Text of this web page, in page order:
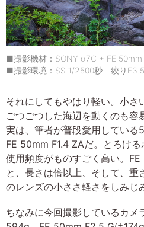
■撮影機材：SONY α7C + FE 50mm
■撮影環境：SS 1/2500秒 絞り
それにしてもやはり軽い。小さ
ごつごつした海辺を動くのも容
実は、筆者が普段愛用してい
FE 50mm F1.4 ZAだ。とろけ
使用頻度がものすごく高い。
と、長さは倍以上、そして、重
のレンズの小ささ軽さをしみじ
ちなみに今回撮影しているカメ